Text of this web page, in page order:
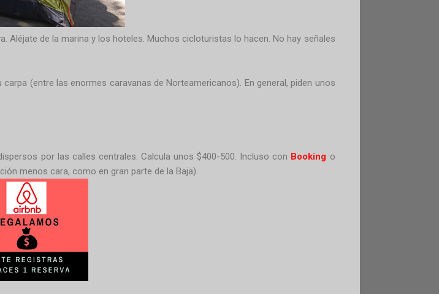
Aléjate de la marina y los hoteles. Muchos cicloturistas lo hacen. No hay señales
(entre las enormes caravanas de Norteamericanos). En general, piden unos
por las calles centrales. Calcula unos $400-500. Incluso con Booking o
menos cara, como en gran parte de la Baja).